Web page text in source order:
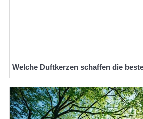
Welche Duftkerzen schaffen die